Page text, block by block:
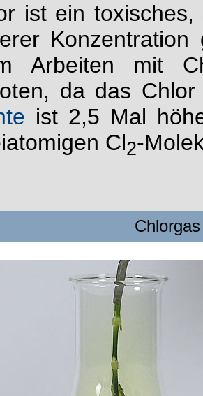
ist ein
Arbeiten mit
da das
ist 2,5 Mal
Cl2-